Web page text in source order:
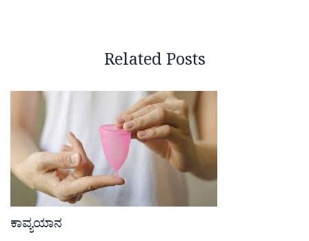
Related Posts
ಕಾವ್ಯಯಾನ